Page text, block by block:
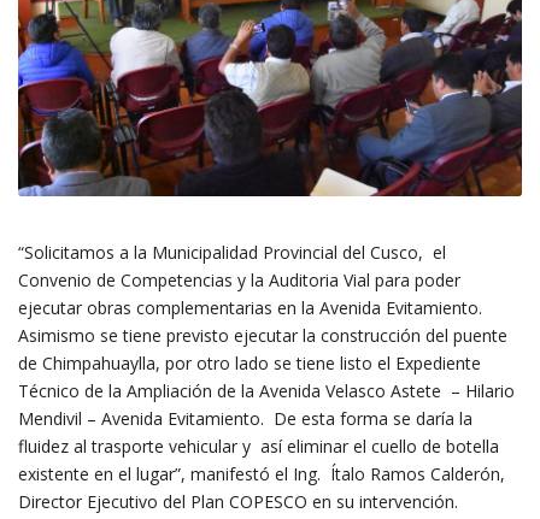
“Solicitamos a la Municipalidad Provincial del Cusco, el
Convenio de Competencias y la Auditoria Vial para poder
ejecutar obras complementarias en la Avenida Evitamiento.
Asimismo se tiene previsto ejecutar la construcción del puente
de Chimpahuaylla, por otro lado se tiene listo el Expediente
Técnico de la Ampliación de la Avenida Velasco Astete – Hilario
Mendivil – Avenida Evitamiento. De esta forma se daría la
fluidez al trasporte vehicular y así eliminar el cuello de botella
existente en el lugar”, manifestó el Ing. Ítalo Ramos Calderón,
Director Ejecutivo del Plan COPESCO en su intervención.